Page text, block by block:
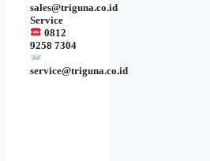
sales@triguna.co.id
Service
0812
9258 7304
service@triguna.co.id